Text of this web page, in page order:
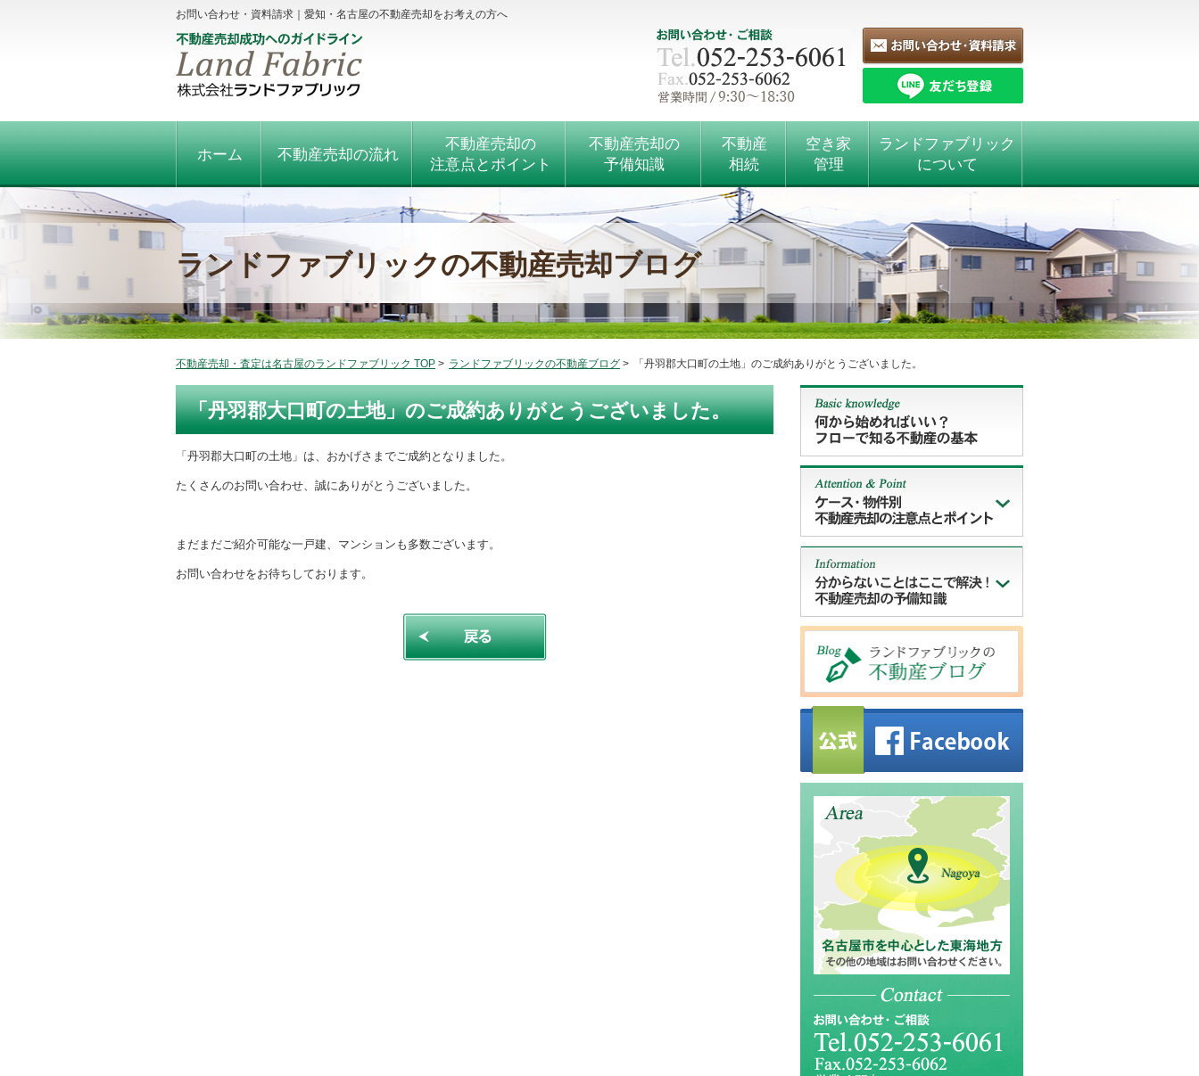
お問い合わせ・資料請求｜愛知・名古屋の不動産売却をお考えの方へ
ホーム 不動産売却の流れ
不動産売却の
注意点とポイント
不動産売却の
予備知識
不動産
相続
空き家
管理
ランドファブリック
について
ランドファブリックの不動産売却ブログ
不動産売却・査定は名古屋のランドファブリック TOP > ランドファブリックの不動産ブログ > 「丹羽郡大口町の土地」のご成約ありがとうございました。
「丹羽郡大口町の土地」のご成約ありがとうございました。
「丹羽郡大口町の土地」は、おかげさまでご成約となりました。
たくさんのお問い合わせ、誠にありがとうございました。
まだまだご紹介可能な一戸建、マンションも多数ございます。
お問い合わせをお待ちしております。